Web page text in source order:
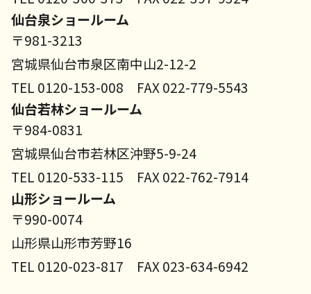
仙台泉ショールーム
〒981-3213
宮城県仙台市泉区南中山2-12-2
TEL 0120-153-008 FAX 022-779-5543
仙台若林ショールーム
〒984-0831
宮城県仙台市若林区沖野5-9-24
TEL 0120-533-115 FAX 022-762-7914
山形ショールーム
〒990-0074
山形県山形市芳野16
TEL 0120-023-817 FAX 023-634-6942